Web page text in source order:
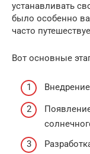
устанавливать
было особенно
часто
Вот основные